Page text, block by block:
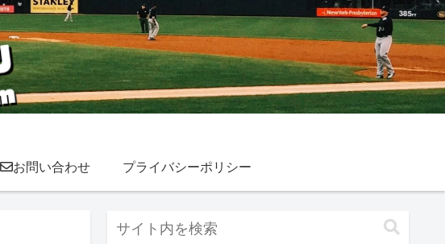
お問い合わせ プライバシーポリシー